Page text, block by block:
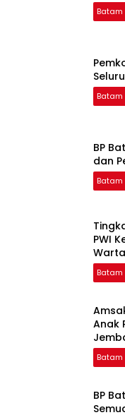
Batam
Batam
BP
dan
Batam
PWI
Batam
Anak
Batam
BP